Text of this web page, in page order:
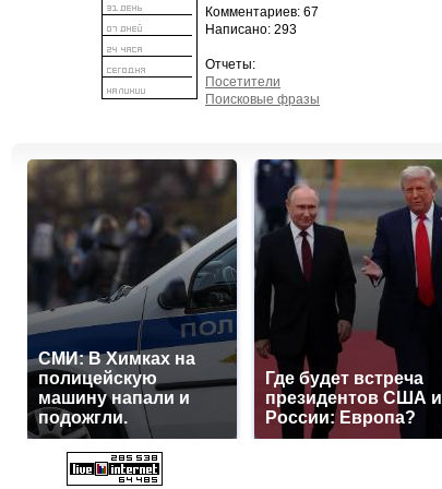
Комментариев: 67
Написано: 293
Отчеты:
Посетители
Поисковые фразы
СМИ: В Химках на
полицейскую
машину напали и
подожгли.
Где будет встреча
президентов США и
России: Европа?